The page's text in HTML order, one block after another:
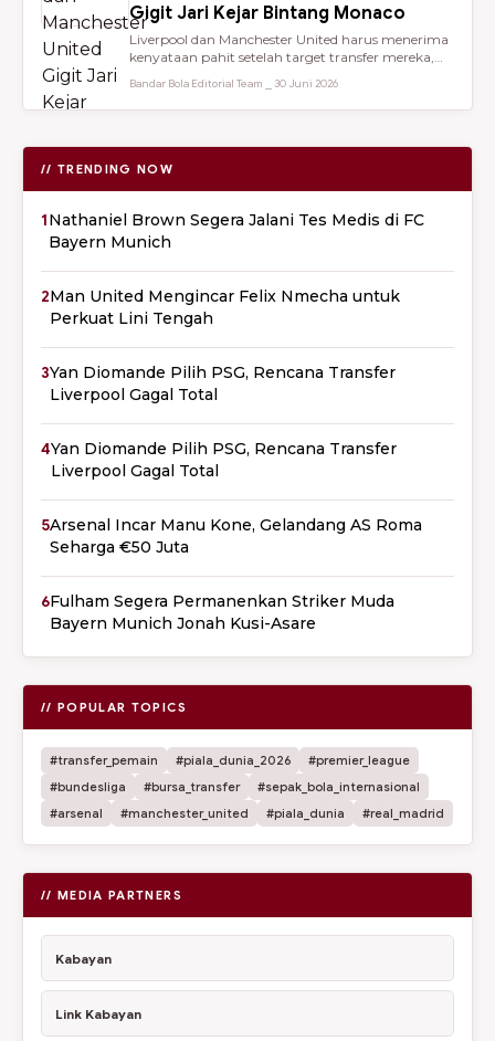
Gigit Jari Kejar Bintang Monaco
Liverpool dan Manchester United harus menerima
kenyataan pahit setelah target transfer mereka,
Bandar Bola Editorial Team ⎯ 30 Juni 2026
// TRENDING NOW
1Nathaniel Brown Segera Jalani Tes Medis di FC
Bayern Munich
2Man United Mengincar Felix Nmecha untuk
Perkuat Lini Tengah
3Yan Diomande Pilih PSG, Rencana Transfer
Liverpool Gagal Total
4Yan Diomande Pilih PSG, Rencana Transfer
Liverpool Gagal Total
5Arsenal Incar Manu Kone, Gelandang AS Roma
Seharga €50 Juta
6Fulham Segera Permanenkan Striker Muda
Bayern Munich Jonah Kusi-Asare
// POPULAR TOPICS
#transfer_pemain #piala_dunia_2026
#premier_league
#bundesliga
#bursa_transfer
#sepak_bola_internasional
#arsenal
#manchester_united #piala_dunia #real_madrid
// MEDIA PARTNERS
Kabayan
Link Kabayan